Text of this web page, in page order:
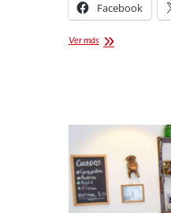
Facebook
Ver másMuéganos